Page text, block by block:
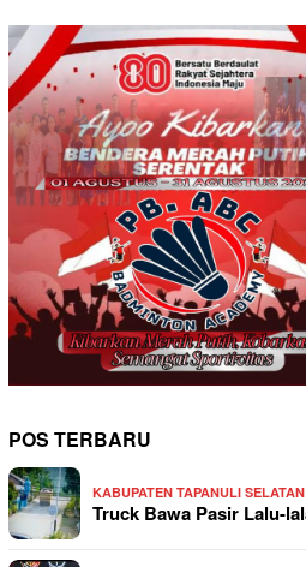
POS TERBARU
KABUPATEN TAPANULI SELATAN
Truck Bawa Pasir Lalu-